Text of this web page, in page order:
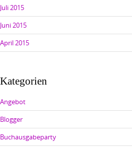
Juli 2015
Juni 2015
April 2015
Kategorien
Angebot
Blogger
Buchausgabeparty